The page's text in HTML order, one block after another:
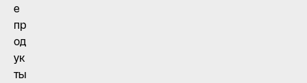
е
пр
од
ук
ты